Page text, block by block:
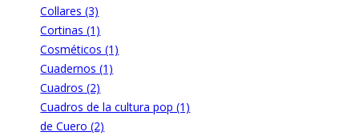
Collares (3)
Cortinas (1)
Cosméticos (1)
Cuadernos (1)
Cuadros (2)
Cuadros de la cultura pop (1)
de Cuero (2)